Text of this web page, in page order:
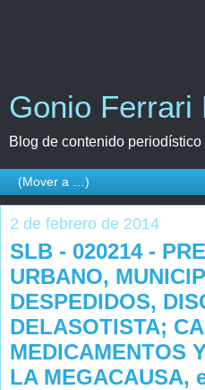
Gonio Ferrari
Blog de contenido periodístico
2 de febrero de 2014
SLB - 020214 -
URBANO,
DESPEDIDOS,
DELASOTISTA;
MEDICAMENTOS
LA MEGACAUSA,